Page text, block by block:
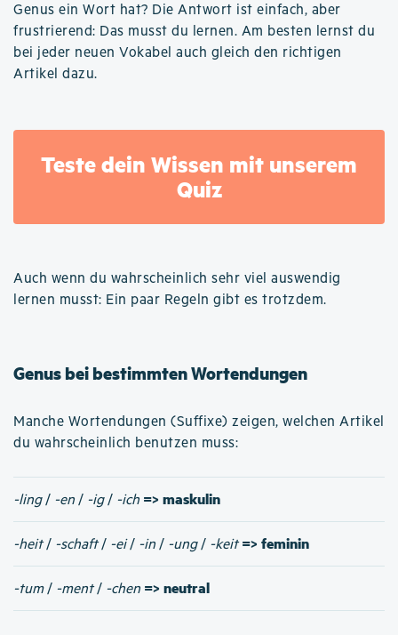
Genus ein Wort hat? Die Antwort ist einfach, aber
frustrierend: Das musst du lernen. Am besten lernst du
bei jeder neuen Vokabel auch gleich den richtigen
Artikel dazu.
Teste dein Wissen mit unserem
Quiz
Auch wenn du wahrscheinlich sehr viel auswendig
lernen musst: Ein paar Regeln gibt es trotzdem.
Genus bei bestimmten Wortendungen
Manche Wortendungen (Suffixe) zeigen, welchen Artikel
du wahrscheinlich benutzen muss:
-ling/ -en / -ig/ -ich => maskulin
-heit/ -schaft/ -ei/ -in / -ung/ -keit => feminin
-tum/ -ment/ -chen => neutral